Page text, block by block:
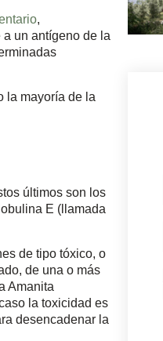
,
un antígeno de la
la mayoría de la
últimos son los
E (llamada
de tipo tóxico, o
de una o más
Amanita
la toxicidad es
desencadenar la